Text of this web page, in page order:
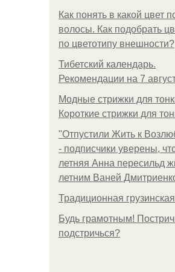
Как понять в какой цвет
волосы. Как подобрать
по цветотипу внешности?
Тибетский календарь.
Рекомендации на 7
Модные стрижки для
Короткие стрижки для
"Отпустили Жить к
- подписчики уверены,
летняя Анна пересильд
летним Ваней
Традиционная
Будь грамотным!
подстричься?